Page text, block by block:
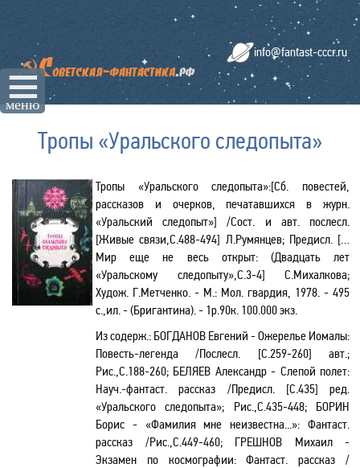
☰
меню
info@fantast-cccr.ru
Тропы «Уральского следопыта»
Тропы «Уральского следопыта»:[Сб. повестей,
рассказов и очерков, печатавшихся в журн.
«Уральский следопыт»] /Сост. и авт. послесл.
[Живые связи,С.488-494] Л.Румянцев; Предисл. […
Мир еще не весь открыт: (Двадцать лет
«Уральскому следопыту»,С.3-4] С.Михалкова;
Худож. Г.Метченко. - М.: Мол. гвардия, 1978. - 495
с.,ил. - (Бригантина). - 1р.90к. 100.000 экз.
Из содерж.: БОГДАНОВ Евгений - Ожерелье Иомалы:
Повесть-легенда /Послесл. [С.259-260] авт.;
Рис.,С.188-260; БЕЛЯЕВ Александр - Слепой полет:
Науч.-фантаст. рассказ /Предисл. [С.435] ред.
«Уральского следопыта»; Рис.,С.435-448; БОРИН
Борис - «Фамилия мне неизвестна...»: Фантаст.
рассказ /Рис.,С.449-460; ГРЕШНОВ Михаил -
Экзамен по космографии: Фантаст. рассказ /